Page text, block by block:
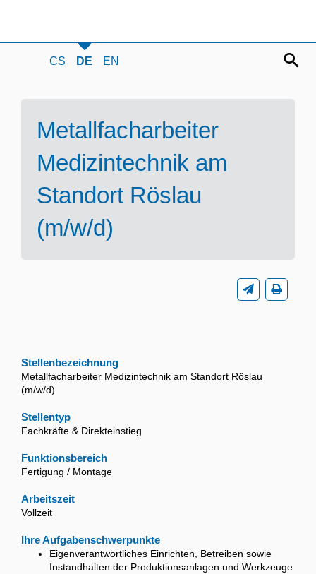
CS DE EN
Metallfacharbeiter
Medizintechnik am
Standort Röslau
(m/w/d)
Stellenbezeichnung
Metallfacharbeiter Medizintechnik am Standort Röslau
(m/w/d)
Stellentyp
Fachkräfte & Direkteinstieg
Funktionsbereich
Fertigung / Montage
Arbeitszeit
Vollzeit
Ihre Aufgabenschwerpunkte
Eigenverantwortliches Einrichten, Betreiben sowie
Instandhalten der Produktionsanlagen und Werkzeuge